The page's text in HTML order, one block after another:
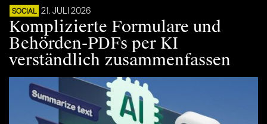
SOCIAL 21. JULI 2026
Komplizierte Formulare und
Behörden-PDFs per KI
verständlich zusammenfassen